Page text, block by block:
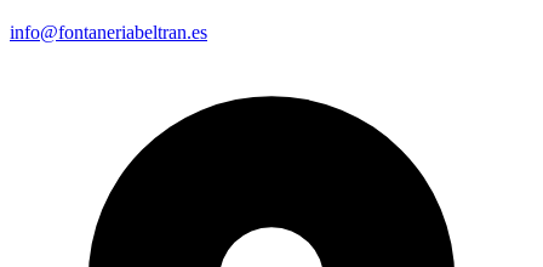
info@fontaneriabeltran.es